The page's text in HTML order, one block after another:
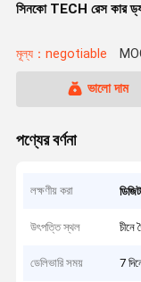
সিনকো TECH রেস কার
মূল্য：negotiable
ভালো দাম
পণ্যের বর্ণনা
লক্ষণীয় করা
উৎপত্তি স্থল চীনে
ডেলিভারি সময় 7